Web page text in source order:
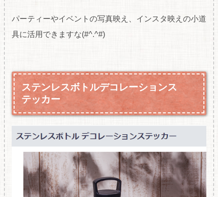
パーティーやイベントの写真映え、インスタ映えの小道
具に活用できますな(#^.^#)
ステンレスボトルデコレーションス
テッカー